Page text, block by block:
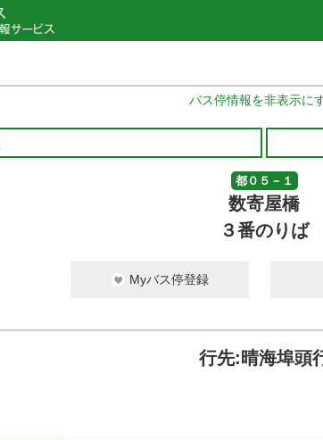
バス停情報を非表示に
都０５－１
数寄屋橋
３番のりば
Myバス停登録
行先:晴海埠頭